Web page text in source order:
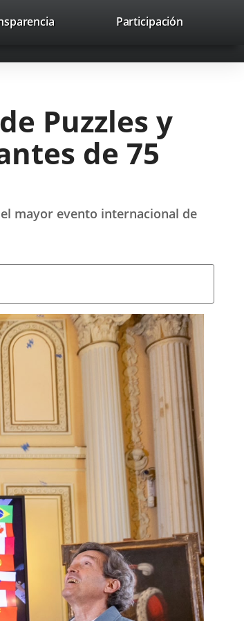
Enlace
una
Enlace
una
Buscar Participación
Puzzles y
de 75
mayor evento internacional de